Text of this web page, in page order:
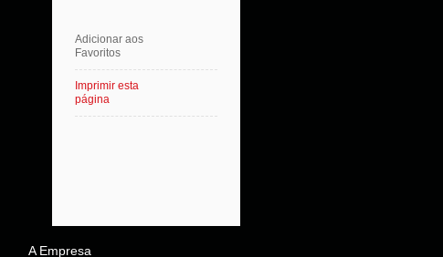
Adicionar aos
Favoritos
Imprimir esta
página
A Empresa